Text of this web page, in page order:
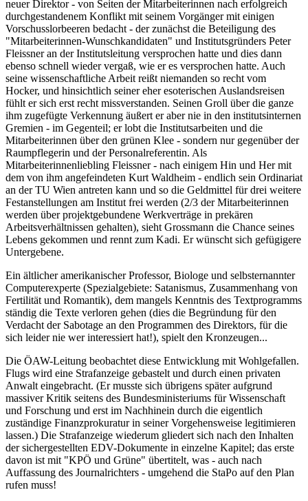
neuer Direktor - von Seiten der Mitarbeiterinnen nach erfolgreich
durchgestandenem Konflikt mit seinem Vorgänger mit einigen
Vorschusslorbeeren bedacht - der zunächst die Beteiligung des
"Mitarbeiterinnen-Wunschkandidaten" und Institutsgründers Peter
Fleissner an der Institutsleitung versprochen hatte und dies dann
ebenso schnell wieder vergaß, wie er es versprochen hatte. Auch
seine wissenschaftliche Arbeit reißt niemanden so recht vom
Hocker, und hinsichtlich seiner eher esoterischen Auslandsreisen
fühlt er sich erst recht missverstanden. Seinen Groll über die ganze
ihm zugefügte Verkennung äußert er aber nie in den institutsinternen
Gremien - im Gegenteil; er lobt die Institutsarbeiten und die
Mitarbeiterinnen über den grünen Klee - sondern nur gegenüber der
Raumpflegerin und der Personalreferentin. Als
Mitarbeiterinnenliebling Fleissner - nach einigem Hin und Her mit
dem von ihm angefeindeten Kurt Waldheim - endlich sein Ordinariat
an der TU Wien antreten kann und so die Geldmittel für drei weitere
Festanstellungen am Institut frei werden (2/3 der Mitarbeiterinnen
werden über projektgebundene Werkverträge in prekären
Arbeitsverhältnissen gehalten), sieht Grossmann die Chance seines
Lebens gekommen und rennt zum Kadi. Er wünscht sich gefügigere
Untergebene.
Ein ältlicher amerikanischer Professor, Biologe und selbsternannter
Computerexperte (Spezialgebiete: Satanismus, Zusammenhang von
Fertilität und Romantik), dem mangels Kenntnis des Textprogramms
ständig die Texte verloren gehen (dies die Begründung für den
Verdacht der Sabotage an den Programmen des Direktors, für die
sich leider nie wer interessiert hat!), spielt den Kronzeugen...
Die ÖAW-Leitung beobachtet diese Entwicklung mit Wohlgefallen.
Flugs wird eine Strafanzeige gebastelt und durch einen privaten
Anwalt eingebracht. (Er musste sich übrigens später aufgrund
massiver Kritik seitens des Bundesministeriums für Wissenschaft
und Forschung und erst im Nachhinein durch die eigentlich
zuständige Finanzprokuratur in seiner Vorgehensweise legitimieren
lassen.) Die Strafanzeige wiederum gliedert sich nach den Inhalten
der sichergestellten EDV-Dokumente in einzelne Kapitel; das erste
davon ist mit "KPÖ und Grüne" übertitelt, was - auch nach
Auffassung des Journalrichters - umgehend die StaPo auf den Plan
rufen muss!